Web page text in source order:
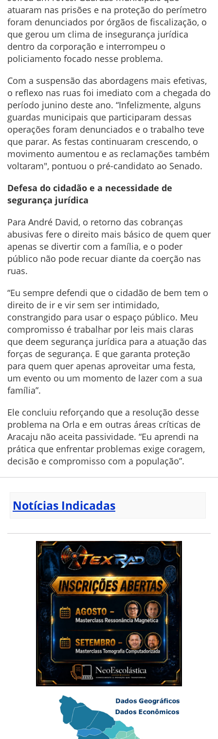
atuaram nas prisões e na proteção do perímetro
foram denunciados por órgãos de fiscalização, o
que gerou um clima de insegurança jurídica
dentro da corporação e interrompeu o
policiamento focado nesse problema.
Com a suspensão das abordagens mais efetivas,
o reflexo nas ruas foi imediato com a chegada do
período junino deste ano. “Infelizmente, alguns
guardas municipais que participaram dessas
operações foram denunciados e o trabalho teve
que parar. As festas continuaram crescendo, o
movimento aumentou e as reclamações também
voltaram", pontuou o pré-candidato ao Senado.
Defesa do cidadão e a necessidade de
segurança jurídica
Para André David, o retorno das cobranças
abusivas fere o direito mais básico de quem quer
apenas se divertir com a família, e o poder
público não pode recuar diante da coerção nas
ruas.
“Eu sempre defendi que o cidadão de bem tem o
direito de ir e vir sem ser intimidado,
constrangido para usar o espaço público. Meu
compromisso é trabalhar por leis mais claras
que deem segurança jurídica para a atuação das
forças de segurança. E que garanta proteção
para quem quer apenas aproveitar uma festa,
um evento ou um momento de lazer com a sua
família”.
Ele concluiu reforçando que a resolução desse
problema na Orla e em outras áreas críticas de
Aracaju não aceita passividade. “Eu aprendi na
prática que enfrentar problemas exige coragem,
decisão e compromisso com a população”.
Notícias Indicadas